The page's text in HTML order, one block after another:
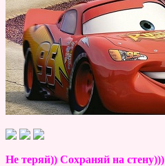
Не теряй)) Сохраняй на стену)))